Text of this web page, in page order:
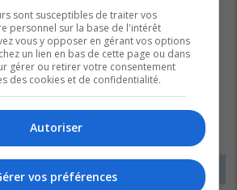
UTC-04:00
sont susceptibles de traiter vos
personnel sur la base de l'intérêt
vous y opposer en gérant vos options
un lien en bas de cette page ou dans
gérer ou retirer votre consentement
des cookies et de confidentialité.
Autoriser
vos préférences